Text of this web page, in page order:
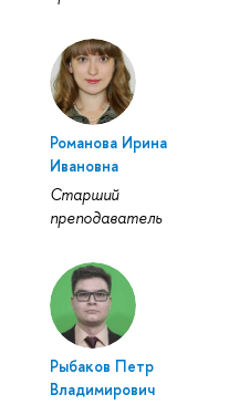
Романова Ирина
Ивановна
Старший
преподаватель
Рыбаков Петр
Владимирович